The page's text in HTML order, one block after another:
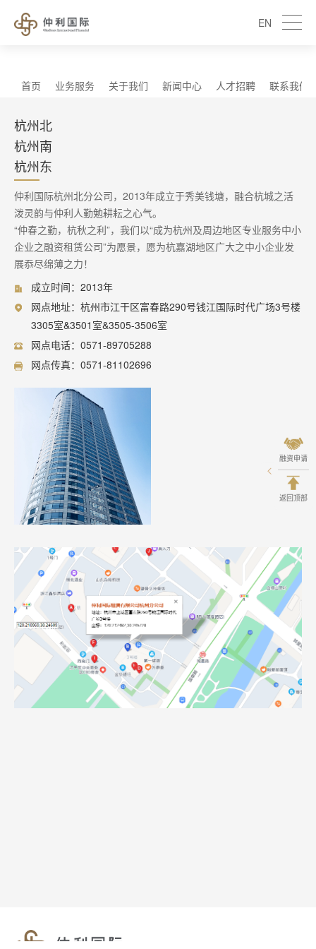
EN
首页 业务服务 关于我们 新闻中心 人才招聘 联系我们
杭州北
杭州南
杭州东
仲利国际杭州北分公司，2013年成立于秀美钱塘，融合杭城之活
泼灵韵与仲利人勤勉耕耘之心气。
“仲春之勤，杭秋之利”，我们以“成为杭州及周边地区专业服务中小
企业之融资租赁公司”为愿景，愿为杭嘉湖地区广大之中小企业发
展忝尽绵薄之力！
成立时间：2013年
网点地址：杭州市江干区富春路290号钱江国际时代广场3号楼
3305室&3501室&3505-3506室
网点电话：0571-89705288
网点传真：0571-81102696
融资申请
返回顶部